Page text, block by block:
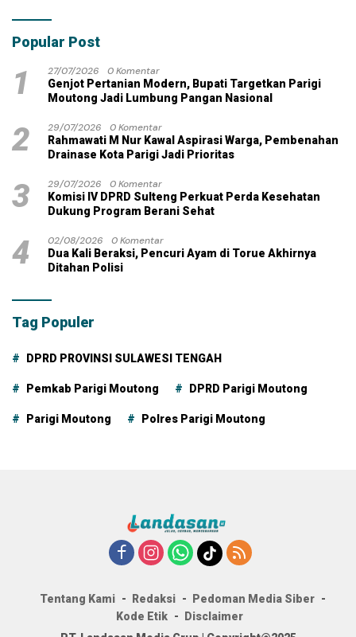
dengan Dana Pribadi
Popular Post
1 27/07/2026
0 Komentar
Genjot Pertanian Modern, Bupati Targetkan Parigi
Moutong Jadi Lumbung Pangan Nasional
2 29/07/2026
0 Komentar
Rahmawati M Nur Kawal Aspirasi Warga, Pembenahan
Drainase Kota Parigi Jadi Prioritas
3 29/07/2026
0 Komentar
Komisi IV DPRD Sulteng Perkuat Perda Kesehatan
Dukung Program Berani Sehat
4 02/08/2026
0 Komentar
Dua Kali Beraksi, Pencuri Ayam di Torue Akhirnya
Ditahan Polisi
Tag Populer
DPRD PROVINSI SULAWESI TENGAH
Pemkab Parigi Moutong DPRD Parigi Moutong
Parigi Moutong Polres Parigi Moutong
Tentang Kami Redaksi
Pedoman Media Siber
Kode Etik
Disclaimer